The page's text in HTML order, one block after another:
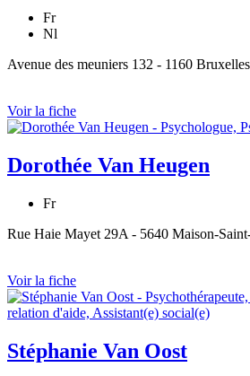
Fr
Nl
Avenue des meuniers 132 - 1160
Voir la fiche
Dorothée Van Heugen
Fr
Rue Haie Mayet 29A - 5640 Maison-
Voir la fiche
Stéphanie Van Oost